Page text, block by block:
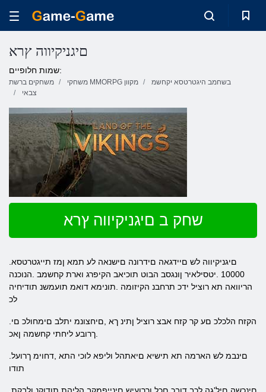
םיגניקיווה ץרא
שמות חלופיים:
משחקים ברשת משחקי MMORPG מקוון
בשחמב היגטרטסא יקחשמ
צבאי
שחק ב םיגניקיווה ץרא
10000 .יטסילאיר ןונגסב הבוט תוכיאב הקיפרג וארת קחשמב .הנוכנה
הריוואה תא רוציל ידכ תרחבנ הקיזומה .תונימא דואמ תועמשנ תודיחיה
לכ
.ךרובע ליחתי קחשמה ןאכ
תודו